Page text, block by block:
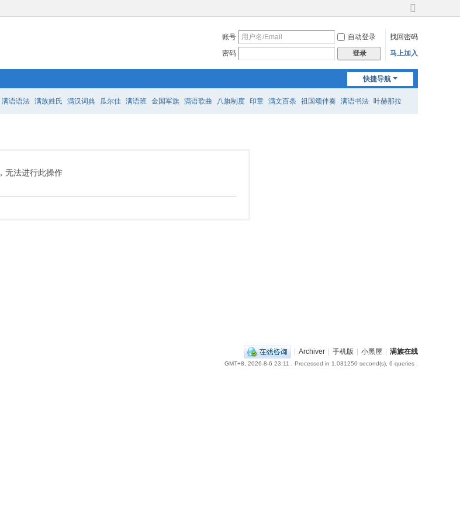
切
到
宽
账号 自动登录
找回密码
密码
登录 马上加入
快捷导航
满语语法 满族姓氏 满汉词典 瓜尔佳 满语班 金国军旗 满语歌曲 八旗制度 印章 满文百条 祖国颂伴奏 满语书法 叶赫那拉
无法进行此操作
| Archiver | 手机版 | 小黑屋 | 满族在线
GMT+8, 2026-8-6 23:11 , Processed in 1.031250 second(s), 6 queries .